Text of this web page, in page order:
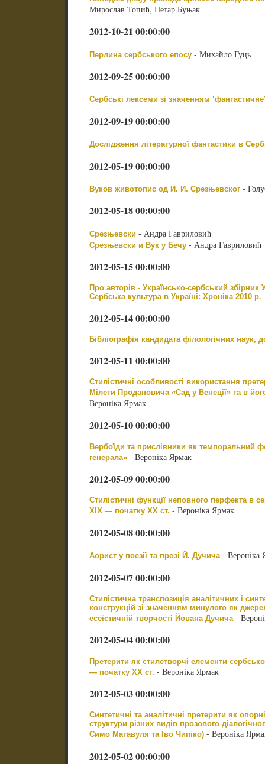
Мирослав Топић, Петар Буњак
2012-10-21 00:00:00
Перлина сербського епосу- Михайло Гуць
2012-09-25 00:00:00
Сербські лексеми зі значенням
2012-09-19 00:00:00
Дослідження літературної фантастики в
2012-05-19 00:00:00
Вуков животопис од И. И. Срезњевског-
2012-05-18 00:00:00
Срезњевски - Андра Гавриловић
Срезњевски и Вук у Бечу- Андра Гавриловић
2012-05-15 00:00:00
Про авторів - Українсько-сербський збірник
Сербська культура в Україні: Хроніка 2010 p.
2012-05-14 00:00:00
Бібліографія кандидата філологічних наук,
2012-05-11 00:00:00
Стилістичні особливості використання
Мілети Продановича «Сад у Венеції» та в
Вероніка Ярмак
2012-05-10 00:00:00
Вербоїди та прислівники як темпоральний
генерала»- Вероніка Ярмак
2012-05-09 00:00:00
Стилістичні функції неповного перфекта в
XIX — початку XX ст. - Вероніка Ярмак
2012-05-08 00:00:00
Аорист у поезії та прозі Й. Дучича- Вероніка
2012-05-07 00:00:00
Стилістична транспозиція аналітичних і
конструкцій зі значенням минулого як
есеїстичній творчості Йована Дучича-
2012-05-04 00:00:00
Претерити як стилетворчі елементи
— початку XX ст. - Вероніка Ярмак
2012-05-03 00:00:00
Синтетичні та аналітичні претерити як
структури різних видів прозового
Симо Матавуля та Іво Чипіко)- Вероніка
2012-05-02 00:00:00